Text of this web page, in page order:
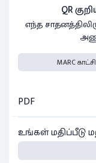
QR
எந்த
MARC காட்சி
PDF
உங்கள் மதிப்பீடு